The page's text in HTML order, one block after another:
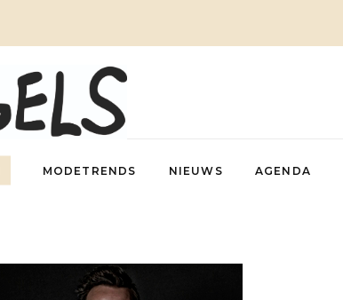
MODETRENDS NIEUWS AGENDA